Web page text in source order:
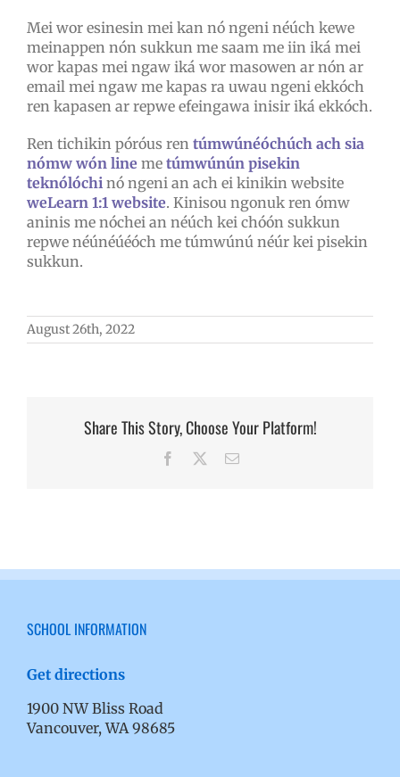
Mei wor esinesin mei kan nó ngeni néúch kewe
meinappen nón sukkun me saam me iin iká mei
wor kapas mei ngaw iká wor masowen ar nón ar
email mei ngaw me kapas ra uwau ngeni ekkóch
ren kapasen ar repwe efeingawa inisir iká ekkóch.
Ren tichikin póróus ren túmwúnéóchúch ach sia
nómw wón line metúmwúnún pisekin
teknólóchi nó ngeni an ach ei kinikin website
weLearn 1:1 website. Kinisou ngonuk ren ómw
aninis me nóchei an néúch kei chóón sukkun
repwe néúnéúéóch me túmwúnú néúr kei pisekin
sukkun.
August 26th, 2022
Share This Story, Choose Your Platform!
Facebook Email
SCHOOL INFORMATION
Get directions
1900 NW Bliss Road
Vancouver, WA 98685